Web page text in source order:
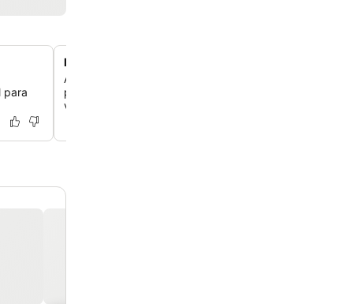
para
Recepção prestativa e multilíngue
A equipe da recepção é conhecida por ser muito
prestativa e excelente em inglês, oferecendo
valiosos.